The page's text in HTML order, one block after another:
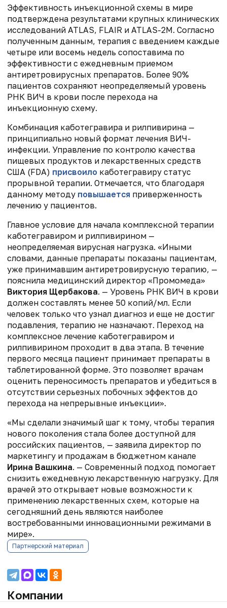
Эффективность инъекционной схемы в мире
подтверждена результатами крупных клинических
исследований ATLAS, FLAIR и ATLAS-2M. Согласно
полученным данным, терапия с введением каждые
четыре или восемь недель сопоставима по
эффективности с ежедневным приемом
антиретровирусных препаратов. Более 90%
пациентов сохраняют неопределяемый уровень
РНК ВИЧ в крови после перехода на
инъекционную схему.
Комбинация каботегравира и рилпивирина —
принципиально новый формат лечения ВИЧ-
инфекции. Управление по контролю качества
пищевых продуктов и лекарственных средств
CША (FDA) присвоило каботегравиру статус
прорывной терапии. Отмечается, что благодаря
данному методу повышается приверженность
лечению у пациентов.
Главное условие для начала комплексной терапии
каботегравиром и рилпивирином —
неопределяемая вирусная нагрузка. «Иными
словами, данные препараты показаны пациентам,
уже принимавшим антиретровирусную терапию, —
пояснила медицинский директор «Промомеда»
Виктория Щербакова. — Уровень РНК ВИЧ в крови
должен составлять менее 50 копий/мл. Если
человек только что узнал диагноз и еще не достиг
подавления, терапию не назначают. Переход на
комплексное лечение каботегравиром и
рилпивирином проходит в два этапа. В течение
первого месяца пациент принимает препараты в
таблетированной форме. Это позволяет врачам
оценить переносимость препаратов и убедиться в
отсутствии серьезных побочных эффектов до
перехода на непрерывные инъекции».
«Мы сделали значимый шаг к тому, чтобы терапия
нового поколения стала более доступной для
российских пациентов, — заявила директор по
маркетингу и продажам в бюджетном канале
Ирина Вашкина. — Современный подход помогает
снизить ежедневную лекарственную нагрузку. Для
врачей это открывает новые возможности к
применению лекарственных схем, которые на
сегодняшний день являются наиболее
востребованными инновационными режимами в
мире».
Партнерский материал
Компании